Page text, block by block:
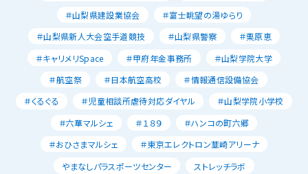
＃山梨県建設業協会
＃富士眺望の湯ゆらり
＃山梨県新人大会空手道競技
＃山梨県警察
＃栗原恵
＃キャリメリSpace
＃甲府年金事務所
＃山梨学院大学
＃航空祭
＃日本航空高校
＃情報通信設備協会
＃くるぐる
＃児童相談所虐待対応ダイヤル
＃山梨学院小学校
＃六華マルシェ
＃１８９
＃ハンコの町六郷
＃おひさまマルシェ
＃東京エレクトロン韮崎アリーナ
やまなしパラスポーツセンター
ストレッチラボ